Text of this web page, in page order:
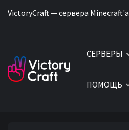
VictoryCraft — сервера Minecraft'a
СЕРВЕРЫ
ПОМОЩЬ